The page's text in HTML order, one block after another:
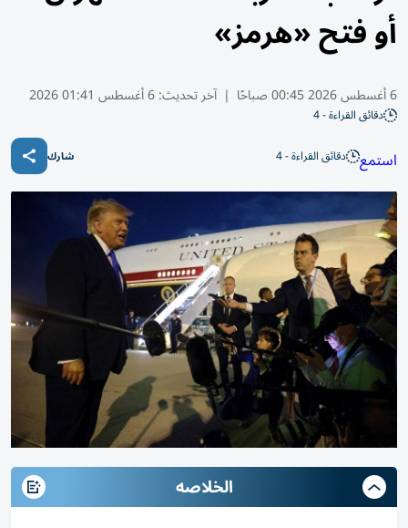
أو فتح «هرمز»
6 أغسطس 2026 00:45 صباحًا | آخر تحديث:6 أغسطس 01:41 2026
دقائق القراءة - 4
استمع دقائق القراءة - 4 شارك
الخلاصه